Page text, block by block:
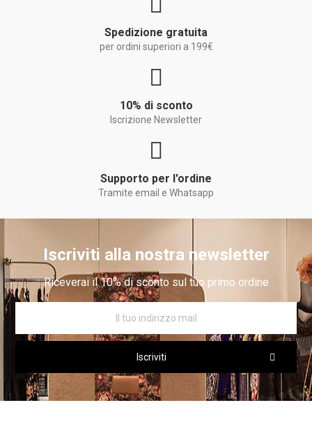
Spedizione gratuita
per ordini superiori a 199€
10% di sconto
Iscrizione Newsletter
Supporto per l'ordine
Tramite email e Whatsapp
Iscriviti alla nostra newsletter
Riceverai il 10% di sconto sul tuo primo ordine
Iscriviti